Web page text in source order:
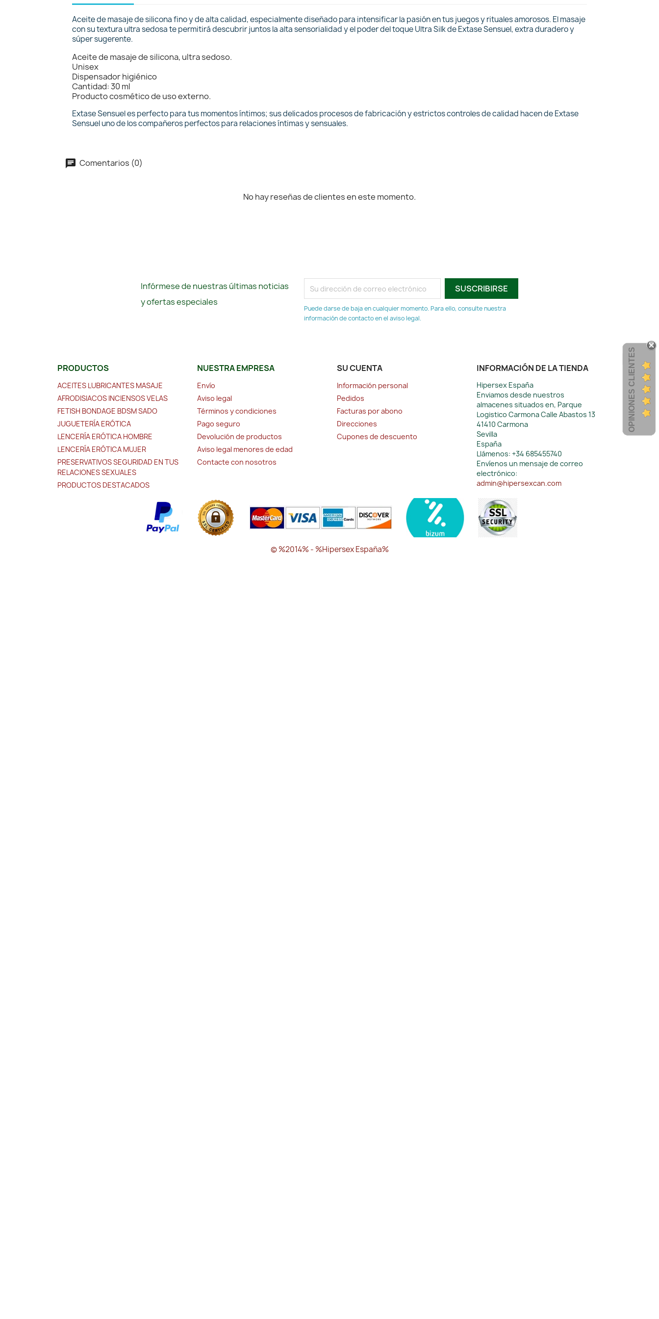
Aceite de masaje de silicona fino y de alta calidad, especialmente diseñado para intensificar la pasión en tus juegos y rituales amorosos. El masaje
con su textura ultra sedosa te permitirá descubrir juntos la alta sensorialidad y el poder del toque Ultra Silk de Extase Sensuel, extra duradero y
súper sugerente.
Aceite de masaje de silicona, ultra sedoso.
Unisex
Dispensador higiénico
Cantidad: 30 ml
Producto cosmético de uso externo.
Extase Sensuel es perfecto para tus momentos íntimos; sus delicados procesos de fabricación y estrictos controles de calidad hacen de Extase
Sensuel uno de los compañeros perfectos para relaciones íntimas y sensuales.
Comentarios (0)
No hay reseñas de clientes en este momento.
Infórmese de nuestras últimas noticias
y ofertas especiales
Puede darse de baja en cualquier momento. Para ello, consulte nuestra
información de contacto en el aviso legal.
PRODUCTOS
ACEITES LUBRICANTES MASAJE
AFRODISIACOS INCIENSOS VELAS
FETISH BONDAGE BDSM SADO
JUGUETERÍA ERÓTICA
LENCERÍA ERÓTICA HOMBRE
LENCERÍA ERÓTICA MUJER
PRESERVATIVOS SEGURIDAD EN TUS
RELACIONES SEXUALES
PRODUCTOS DESTACADOS
NUESTRA EMPRESA
Envío
Aviso legal
Términos y condiciones
Pago seguro
Devolución de productos
Aviso legal menores de edad
Contacte con nosotros
SU CUENTA
Información personal
Pedidos
Facturas por abono
Direcciones
Cupones de descuento
INFORMACIÓN DE LA TIENDA
Hipersex España
Enviamos desde nuestros
almacenes situados en, Parque
Logistico Carmona Calle Abastos 13
41410 Carmona
Sevilla
España
Llámenos: +34 685455740
Envíenos un mensaje de correo
electrónico:
admin@hipersexcan.com
OPINIONES CLIENTES
© %2014% - %Hipersex España%